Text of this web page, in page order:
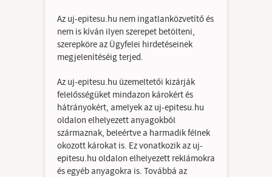
Az uj-epitesu.hu nem ingatlanközvetítő és
nem is kíván ilyen szerepet betölteni,
szerepköre az Ügyfelei hirdetéseinek
megjelenítéséig terjed.
Az uj-epitesu.hu üzemeltetői kizárják
felelősségüket mindazon károkért és
hátrányokért, amelyek az uj-epitesu.hu
oldalon elhelyezett anyagokból
származnak, beleértve a harmadik félnek
okozott károkat is. Ez vonatkozik az uj-
epitesu.hu oldalon elhelyezett reklámokra
és egyéb anyagokra is. Továbbá az